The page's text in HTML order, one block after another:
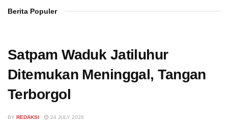
Berita Populer
Satpam Waduk Jatiluhur
Ditemukan Meninggal, Tangan
Terborgol
BY REDAKSI 24 JULY 2026